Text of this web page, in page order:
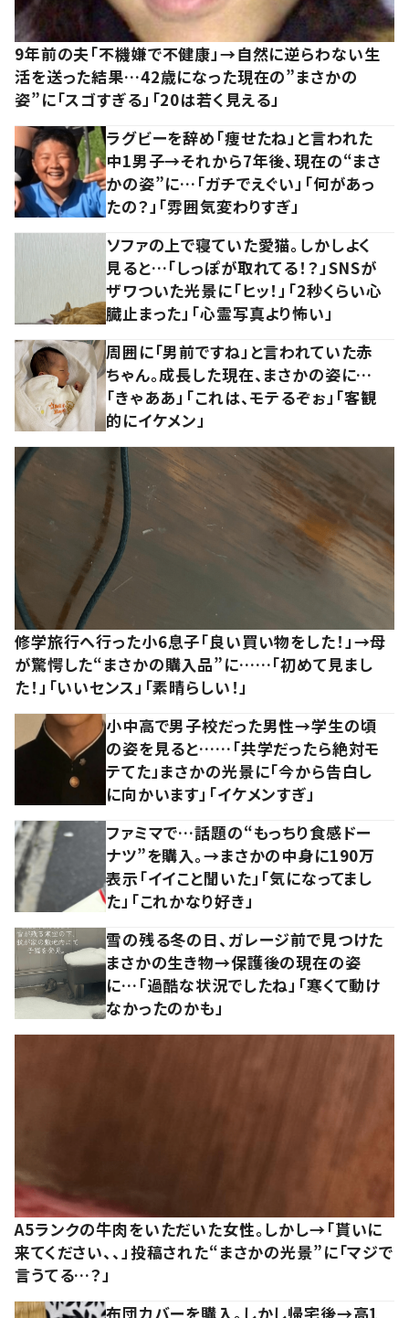
9年前の夫「不機嫌で不健康」→自然に逆らわない生
活を送った結果…42歳になった現在の”まさかの
姿”に「スゴすぎる」「20は若く見える」
ラグビーを辞め「痩せたね」と言われた
中1男子→それから7年後、現在の“まさ
かの姿”に…「ガチでえぐい」「何があっ
たの？」「雰囲気変わりすぎ」
ソファの上で寝ていた愛猫。しかしよく
見ると…「しっぽが取れてる！？」SNSが
ザワついた光景に「ヒッ！」「2秒くらい心
臓止まった」「心霊写真より怖い」
周囲に「男前ですね」と言われていた赤
ちゃん。成長した現在、まさかの姿に…
「きゃああ」「これは、モテるぞぉ」「客観
的にイケメン」
修学旅行へ行った小6息子「良い買い物をした！」→母
が驚愕した“まさかの購入品”に……「初めて見まし
た！」「いいセンス」「素晴らしい！」
小中高で男子校だった男性→学生の頃
の姿を見ると……「共学だったら絶対モ
テてた」まさかの光景に「今から告白し
に向かいます」「イケメンすぎ」
ファミマで…話題の“もっちり食感ドー
ナツ”を購入。→まさかの中身に190万
表示「イイこと聞いた」「気になってまし
た」「これかなり好き」
雪の残る冬の日、ガレージ前で見つけた
まさかの生き物→保護後の現在の姿
に…「過酷な状況でしたね」「寒くて動け
なかったのかも」
A5ランクの牛肉をいただいた女性。しかし→「貰いに
来てください、、」投稿された“まさかの光景”に「マジで
言うてる…？」
布団カバーを購入。しかし帰宅後→高1